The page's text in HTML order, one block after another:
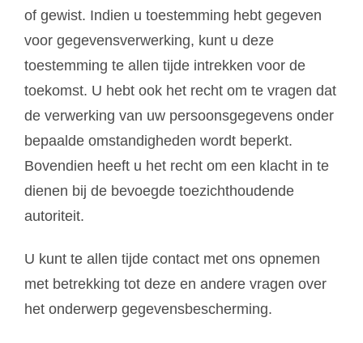
of gewist. Indien u toestemming hebt gegeven
voor gegevensverwerking, kunt u deze
toestemming te allen tijde intrekken voor de
toekomst. U hebt ook het recht om te vragen dat
de verwerking van uw persoonsgegevens onder
bepaalde omstandigheden wordt beperkt.
Bovendien heeft u het recht om een klacht in te
dienen bij de bevoegde toezichthoudende
autoriteit.
U kunt te allen tijde contact met ons opnemen
met betrekking tot deze en andere vragen over
het onderwerp gegevensbescherming.